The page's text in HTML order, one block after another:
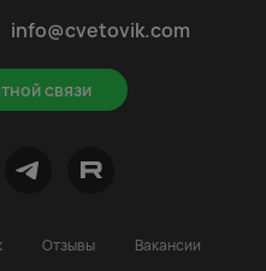
связи
info@cvetovik.com
Отзывы
Вакансии